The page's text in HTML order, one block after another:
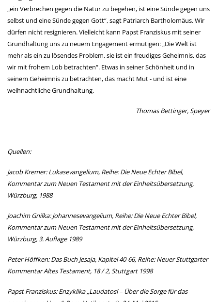
„ein Verbrechen gegen die Natur zu begehen, ist eine Sünde gegen uns
selbst und eine Sünde gegen Gott“, sagt Patriarch Bartholomäus. Wir
dürfen nicht resignieren. Vielleicht kann Papst Franziskus mit seiner
Grundhaltung uns zu neuem Engagement ermutigen: „Die Welt ist
mehr als ein zu lösendes Problem, sie ist ein freudiges Geheimnis, das
wir mit frohem Lob betrachten“. Etwas in seiner Schönheit und in
seinem Geheimnis zu betrachten, das macht Mut - und ist eine
weihnachtliche Grundhaltung.
Thomas Bettinger, Speyer
Quellen:
Jacob Kremer: Lukasevangelium, Reihe: Die Neue Echter Bibel,
Kommentar zum Neuen Testament mit der Einheitsübersetzung,
Würzburg, 1988
Joachim Gnilka: Johannesevangelium, Reihe: Die Neue Echter Bibel,
Kommentar zum Neuen Testament mit der Einheitsübersetzung,
Würzburg, 3. Auflage 1989
Peter Höffken: Das Buch Jesaja, Kapitel 40-66, Reihe: Neuer Stuttgarter
Kommentar Altes Testament, 18 / 2, Stuttgart 1998
Papst Franziskus: Enzyklika „Laudatosí – Über die Sorge für das